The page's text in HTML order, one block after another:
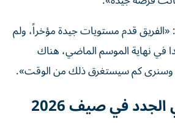
«الفريق قدم مستويات جيدة مؤخراً، ولم
في نهاية الموسم الماضي، هناك
وسنرى كم سيستغرق ذلك من الوقت».
في صيف 2026